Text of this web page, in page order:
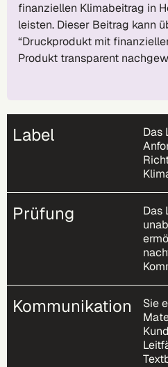
finanziellen Klimabeitrag in
leisten. Dieser Beitrag kann
“Druckprodukt mit
Produkt transparent
Label
Das
Prüfung
Das
Kommunikation
Sie